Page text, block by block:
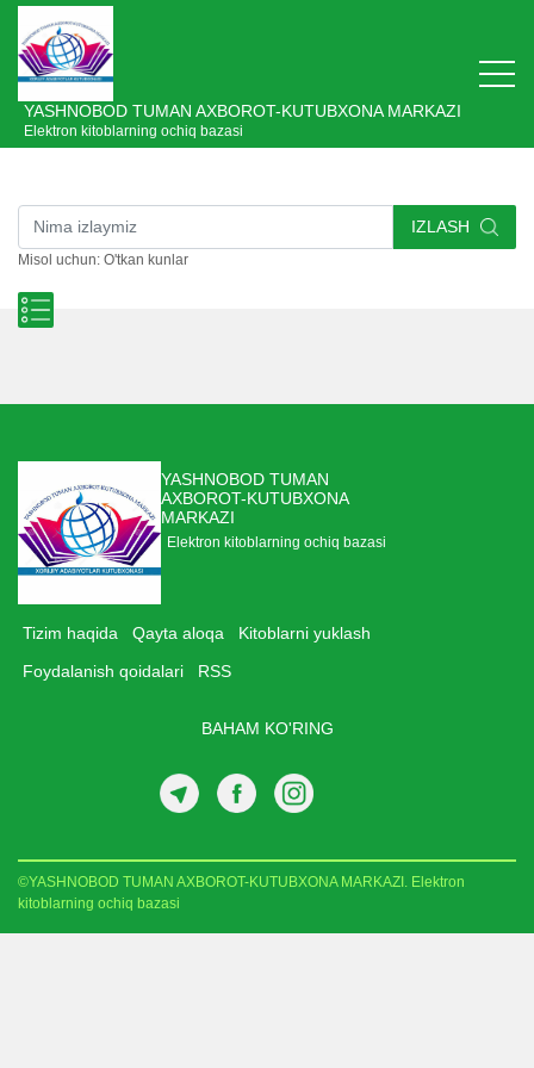
YASHNOBOD TUMAN AXBOROT-KUTUBXONA MARKAZI
Elektron kitoblarning ochiq bazasi
IZLASH
Misol uchun: O'tkan kunlar
YASHNOBOD TUMAN
AXBOROT-KUTUBXONA
MARKAZI
Elektron kitoblarning ochiq bazasi
Tizim haqida Qayta aloqa
Kitoblarni yuklash
Foydalanish qoidalari
RSS
BAHAM KO'RING
©YASHNOBOD TUMAN AXBOROT-KUTUBXONA MARKAZI. Elektron
kitoblarning ochiq bazasi